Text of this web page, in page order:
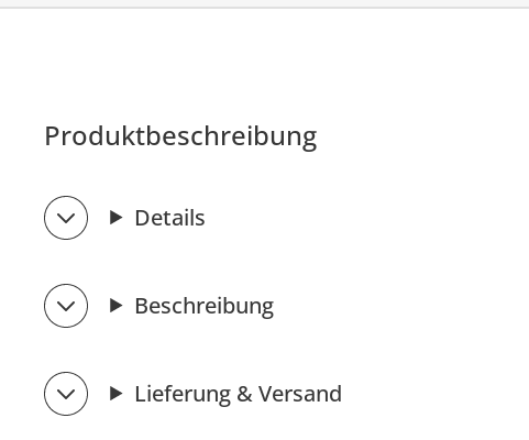
Produktbeschreibung
Details
Beschreibung
Lieferung & Versand